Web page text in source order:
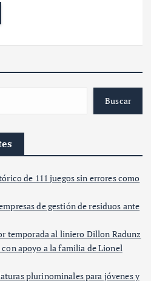
Buscar
de 111 juegos sin errores como
de gestión de residuos ante
temporada al liniero Dillon Radunz
con apoyo a la familia de Lionel
plurinominales para jóvenes y